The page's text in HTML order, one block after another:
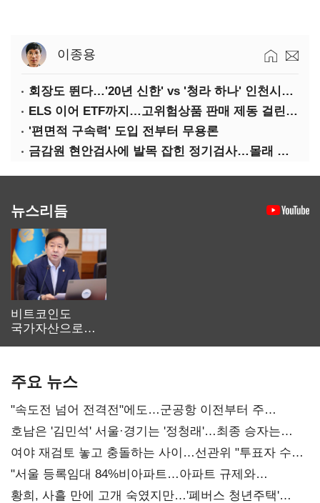
이종용
회장도 뛴다…'20년 신한' vs '청라 하나' 인천시금고 정면승부
ELS 이어 ETF까지…고위험상품 판매 제동 걸린 은행
'편면적 구속력' 도입 전부터 무용론
금감원 현안검사에 발목 잡힌 정기검사…몰래 웃는 금융권
뉴스리듬
비트코인도
국가자산으로…'
주요 뉴스
"속도전 넘어 전격전"에도…군공항 이전부터 주
52시간까지 '뇌관'
호남은 '김민석' 서울·경기는 '정청래'…최종 승자는
'안갯속'
여야 재검토 놓고 충돌하는 사이…선관위 "투표자 수
오차 당연"
"서울 등록임대 84%비아파트…아파트 규제와
달리해야"
황희, 사흘 만에 고개 숙였지만…'폐버스 청년주택'